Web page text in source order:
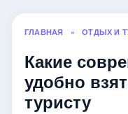
ГЛАВНАЯ » ОТДЫХ И
Какие
удобно
туристу